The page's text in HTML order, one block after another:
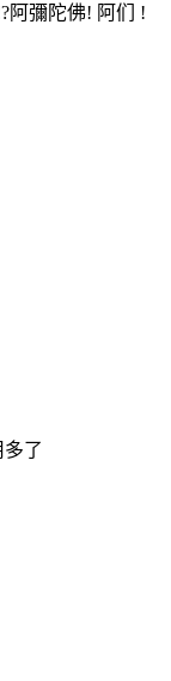
阿彌陀佛! 阿们 !
了